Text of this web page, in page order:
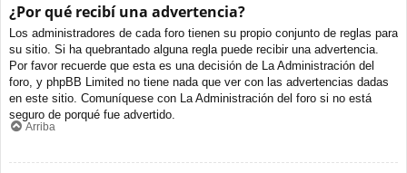
¿Por qué recibí una advertencia?
Los administradores de cada foro tienen su propio conjunto de reglas para
su sitio. Si ha quebrantado alguna regla puede recibir una advertencia.
Por favor recuerde que esta es una decisión de La Administración del
foro, y phpBB Limited no tiene nada que ver con las advertencias dadas
en este sitio. Comuníquese con La Administración del foro si no está
seguro de porqué fue advertido.
Arriba